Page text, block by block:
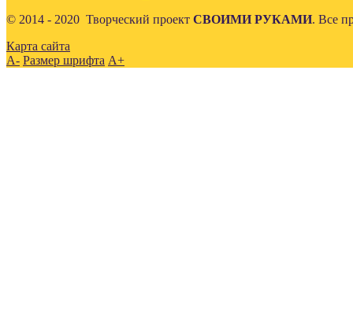
© 2014 - 2020 Творческий проект СВОИМИ РУКАМИ. Все
Карта сайта
A- Размер шрифта A+